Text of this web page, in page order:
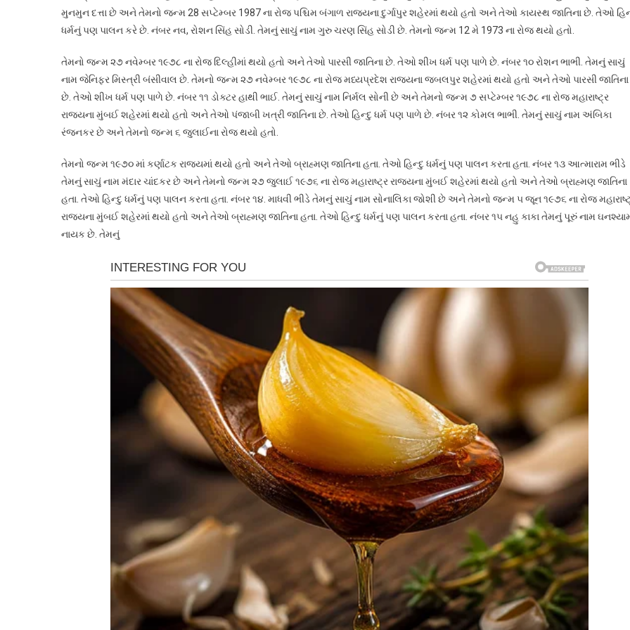
મુનમુન દત્તા છે અને તેમનો જન્મ 28 સપ્ટેમ્બર 1987 ના રોજ પશ્ચિમ બંગાળ રાજ્યના દુર્ગાપુર શહેરમાં થયો હતો અને તેઓ કાયસ્થ જાતિના છે. તેઓ
ધર્મનું પણ પાલન કરે છે. નંબર નવ, રોશન સિંહ સોડી. તેમનું સાચું નામ ગુરુ ચરણ સિંહ સોડી છે. તેમનો જન્મ 12 મે 1973 ના રોજ થયો હતો.
તેમનો જન્મ ૨૭ નવેમ્બર ૧૯૭૮ ના રોજ દિલ્હીમાં થયો હતો અને તેઓ પારસી જાતિના છે. તેઓ શીખ ધર્મ પણ પાળે છે. નંબર ૧૦ રોશન ભાભી. તેમનું સાચું
નામ જેનિફર મિસ્ત્રી બંસીવાલ છે. તેમનો જન્મ ૨૭ નવેમ્બર ૧૯૭૮ ના રોજ મધ્યપ્રદેશ રાજ્યના જબલપુર શહેરમાં થયો હતો અને તેઓ પારસી જાતિના
છે. તેઓ શીખ ધર્મ પણ પાળે છે. નંબર ૧૧ ડોક્ટર હાથી ભાઈ. તેમનું સાચું નામ નિર્મલ સોની છે અને તેમનો જન્મ ૭ સપ્ટેમ્બર ૧૯૭૮ ના રોજ મહારાષ્ટ્ર
રાજ્યના મુંબઈ શહેરમાં થયો હતો અને તેઓ પંજાબી ખત્રી જાતિના છે. તેઓ હિન્દુ ધર્મ પણ પાળે છે. નંબર ૧૨ કોમલ ભાભી. તેમનું સાચું નામ અંબિકા
રંજનકર છે અને તેમનો જન્મ ૬ જુલાઈના રોજ થયો હતો.
તેમનો જન્મ ૧૯૭૦ માં કર્ણાટક રાજ્યમાં થયો હતો અને તેઓ બ્રાહ્મણ જાતિના હતા. તેઓ હિન્દુ ધર્મનું પણ પાલન કરતા હતા. નંબર ૧૩ આત્મારામ ભીડે
તેમનું સાચું નામ મંદાર ચાંદકર છે અને તેમનો જન્મ ૨૭ જુલાઈ ૧૯૭૬ ના રોજ મહારાષ્ટ્ર રાજ્યના મુંબઈ શહેરમાં થયો હતો અને તેઓ બ્રાહ્મણ જાતિના
હતા. તેઓ હિન્દુ ધર્મનું પણ પાલન કરતા હતા. નંબર ૧૪. માધવી ભીડે તેમનું સાચું નામ સોનાલિકા જોશી છે અને તેમનો જન્મ ૫ જૂન ૧૯૭૬ ના રોજ
રાજ્યના મુંબઈ શહેરમાં થયો હતો અને તેઓ બ્રાહ્મણ જાતિના હતા. તેઓ હિન્દુ ધર્મનું પણ પાલન કરતા હતા. નંબર ૧૫ નહુ કાકા તેમનું પૂરું નામ
નાયક છે. તેમનું